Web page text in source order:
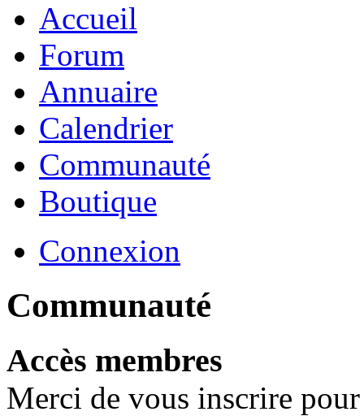
Accueil
Forum
Annuaire
Calendrier
Communauté
Boutique
Connexion
Communauté
Accès membres
Merci de vous inscrire